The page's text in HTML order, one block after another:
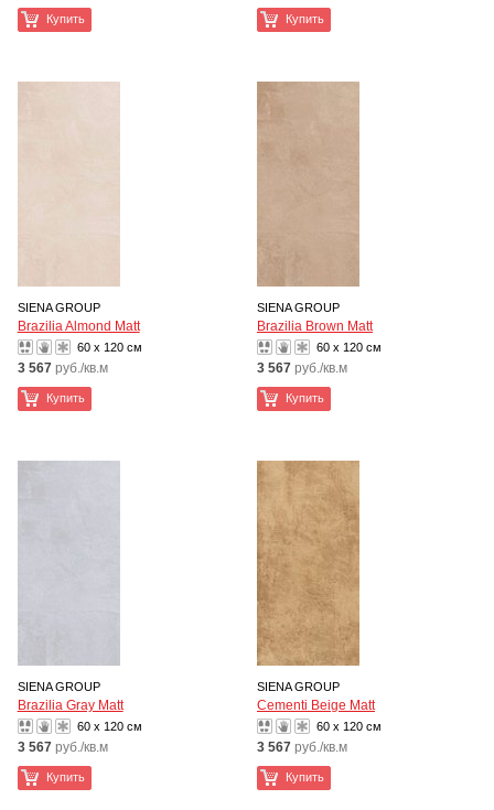
Купить Купить
SIENA GROUP
Brazilia Almond Matt
60 x 120 см
3 567 руб./кв.м
Купить
SIENA GROUP
Brazilia Brown Matt
60 x 120 см
3 567 руб./кв.м
Купить
SIENA GROUP
Brazilia Gray Matt
60 x 120 см
3 567 руб./кв.м
Купить
SIENA GROUP
Cementi Beige Matt
60 x 120 см
3 567 руб./кв.м
Купить